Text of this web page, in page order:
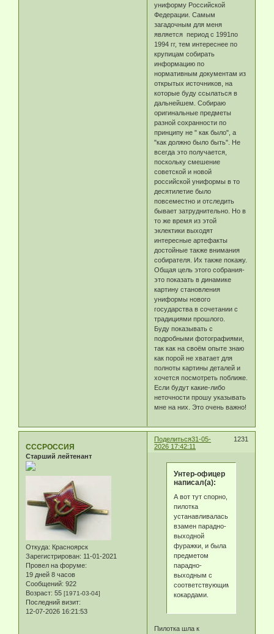
униформу Российской
Федерации. Самым
загадочным для меня
является период с 1991по
1994 гг, тем интереснее по
крупицам собирать
информацию по
нормативным документам из
открытых источников, на
которые буду ссылаться в
дальнейшем. Собираю
оригинальные предметы
разной сохранности по
принципу не " как было", а
"как должно было быть". Не
всегда это получается,
поскольку смешение
советской и новой
российской униформы в то
десятилетие было
повсеместно и отследить
бывает затруднительно. Но в
то же время из этой
эклектики выходят
интересные артефакты
достойные также внимания
собирателя. Их также покажу.
Общая цель этого собрания-
это показать в динамике
картину становления
униформы нового
государства в сочетании с
традициями прошлого.
Буду показывать с
подробными фотографиями,
так как на своём опыте знаю
как порой не хватает для
полноты картины деталей и
хочется посмотреть поближе.
Если будут какие-либо
неточности прошу указывать
мне на них. Это очень важно!
Поделиться 1231
31-05-
2026 17:42:11
СССРОССИЯ
Старший лейтенант
Откуда: Красноярск
Зарегистрирован: 11-01-2021
Провел на форуме:
19 дней 8 часов
Сообщений: 922
Возраст: 55 [1971-03-04]
Последний визит:
12-07-2026 16:21:53
Унтер-офицер
написал(а):
А вот тут спорно,
пилотка
устанавливалась
взамен парадно-
выходной
фуражки, и была
предметом
парадно-
выходным с
соответствующими
кокардами.
Пилотка шла к